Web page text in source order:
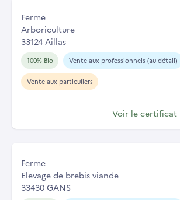
Ferme
Arboriculture
33124 Aillas
100% Bio Vente aux professionnels (au détail)
Vente aux particuliers
Voir le certificat
Ferme
Elevage de brebis viande
33430 GANS